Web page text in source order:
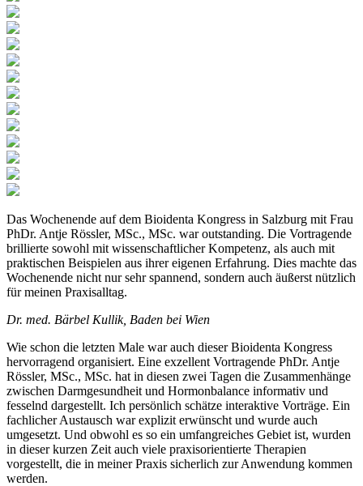
Das Wochenende auf dem Bioidenta Kongress in Salzburg mit Frau
PhDr. Antje Rössler, MSc., MSc. war outstanding. Die Vortragende
brillierte sowohl mit wissenschaftlicher Kompetenz, als auch mit
praktischen Beispielen aus ihrer eigenen Erfahrung. Dies machte das
Wochenende nicht nur sehr spannend, sondern auch äußerst nützlich
für meinen Praxisalltag.
Dr. med. Bärbel Kullik, Baden bei Wien
Wie schon die letzten Male war auch dieser Bioidenta Kongress
hervorragend organisiert. Eine exzellent Vortragende PhDr. Antje
Rössler, MSc., MSc. hat in diesen zwei Tagen die Zusammenhänge
zwischen Darmgesundheit und Hormonbalance informativ und
fesselnd dargestellt. Ich persönlich schätze interaktive Vorträge. Ein
fachlicher Austausch war explizit erwünscht und wurde auch
umgesetzt. Und obwohl es so ein umfangreiches Gebiet ist, wurden
in dieser kurzen Zeit auch viele praxisorientierte Therapien
vorgestellt, die in meiner Praxis sicherlich zur Anwendung kommen
werden.